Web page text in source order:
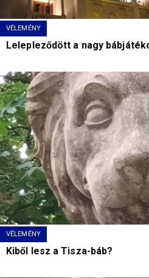
VÉLEMÉNY
Lelepleződött a nagy
VÉLEMÉNY
Kiből lesz a Tisza-báb?